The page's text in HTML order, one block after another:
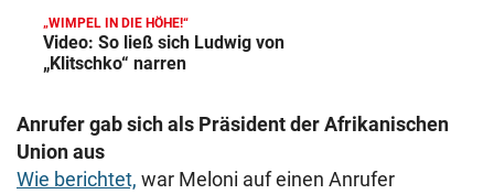
„WIMPEL IN DIE HÖHE!“
Video: So ließ sich Ludwig von
„Klitschko“ narren
Anrufer gab sich als Präsident der Afrikanischen
Union aus
Wie berichtet, war Meloni auf einen Anrufer